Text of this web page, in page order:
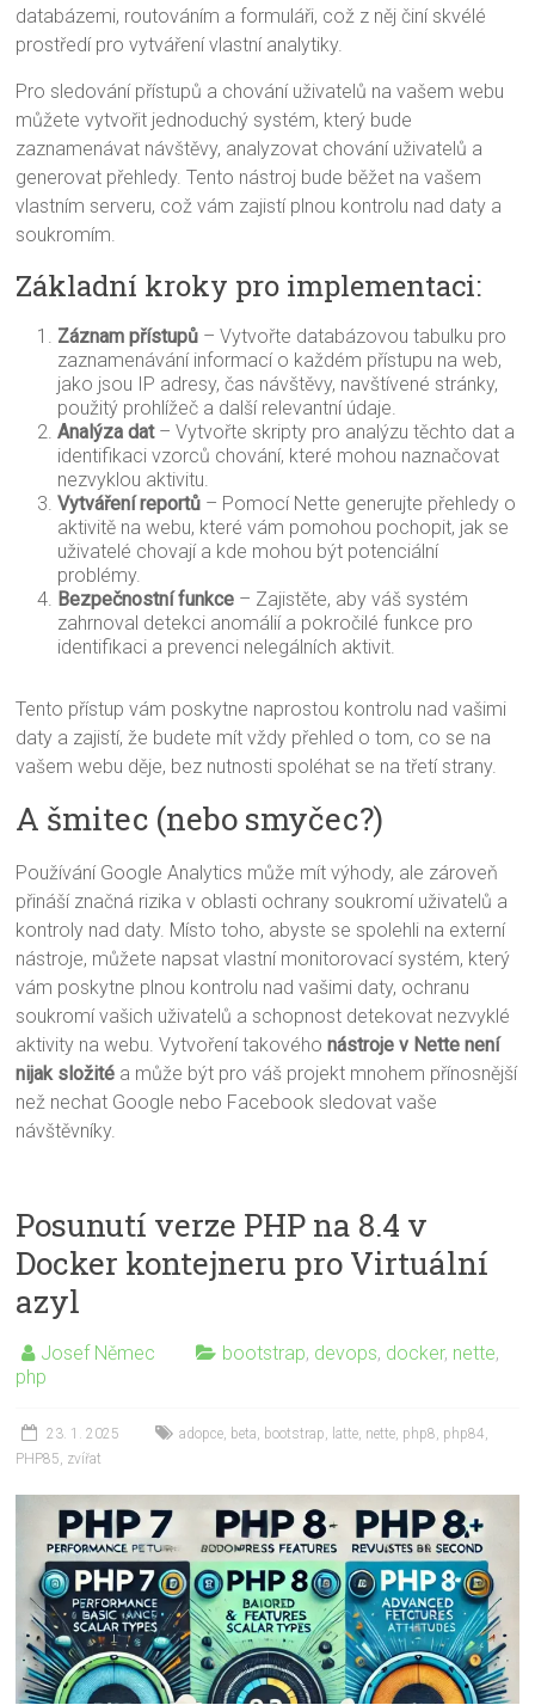
databázemi, routováním a formuláři, což z něj činí skvélé
prostředí pro vytváření vlastní analytiky.
Pro sledování přístupů a chování uživatelů na vašem webu
můžete vytvořit jednoduchý systém, který bude
zaznamenávat návštěvy, analyzovat chování uživatelů a
generovat přehledy. Tento nástroj bude běžet na vašem
vlastním serveru, což vám zajistí plnou kontrolu nad daty a
soukromím.
Základní kroky pro implementaci:
Záznam přístupů – Vytvořte databázovou tabulku pro
zaznamenávání informací o každém přístupu na web,
jako jsou IP adresy, čas návštěvy, navštívené stránky,
použitý prohlížeč a další relevantní údaje.
Analýza dat– Vytvořte skripty pro analýzu těchto dat a
identifikaci vzorců chování, které mohou naznačovat
nezvyklou aktivitu.
Vytváření reportů – Pomocí Nette generujte přehledy o
aktivitě na webu, které vám pomohou pochopit, jak se
uživatelé chovají a kde mohou být potenciální
problémy.
Bezpečnostní funkce – Zajistěte, aby váš systém
zahrnoval detekci anomálií a pokročilé funkce pro
identifikaci a prevenci nelegálních aktivit.
Tento přístup vám poskytne naprostou kontrolu nad vašimi
daty a zajistí, že budete mít vždy přehled o tom, co se na
vašem webu děje, bez nutnosti spoléhat se na třetí strany.
A šmitec (nebo smyčec?)
Používání Google Analytics může mít výhody, ale zároveň
přináší značná rizika v oblasti ochrany soukromí uživatelů a
kontroly nad daty. Místo toho, abyste se spolehli na externí
nástroje, můžete napsat vlastní monitorovací systém, který
vám poskytne plnou kontrolu nad vašimi daty, ochranu
soukromí vašich uživatelů a schopnost detekovat nezvyklé
aktivity na webu. Vytvoření takovéhonástroje v Nette není
nijak složité a může být pro váš projekt mnohem přínosnější
než nechat Google nebo Facebook sledovat vaše
návštěvníky.
Posunutí verze PHP na 8.4 v
Docker kontejneru pro Virtuální
azyl
Josef Němec bootstrap, devops, docker, nette,
php
23. 1. 2025 adopce beta bootstrap latte nette php8 php84
PHP85 zvířat